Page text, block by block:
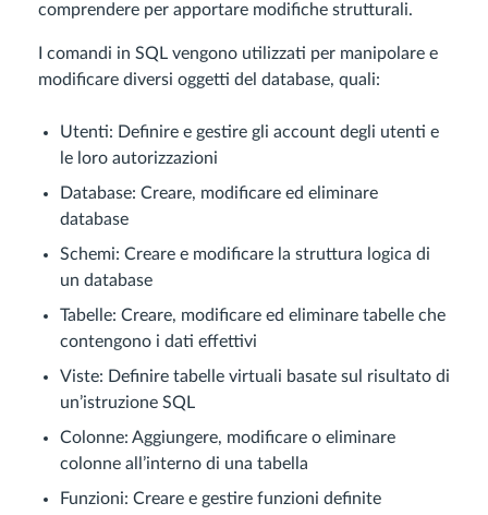
comprendere per apportare modifiche strutturali.
I comandi in SQL vengono utilizzati per manipolare e
modificare diversi oggetti del database, quali:
Utenti: Definire e gestire gli account degli utenti e
le loro autorizzazioni
Database: Creare, modificare ed eliminare
database
Schemi: Creare e modificare la struttura logica di
un database
Tabelle: Creare, modificare ed eliminare tabelle che
contengono i dati effettivi
Viste: Definire tabelle virtuali basate sul risultato di
un’istruzione SQL
Colonne: Aggiungere, modificare o eliminare
colonne all’interno di una tabella
Funzioni: Creare e gestire funzioni definite